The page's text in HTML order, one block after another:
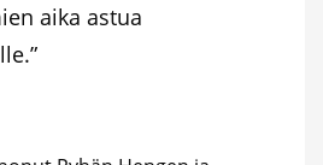
aika astua